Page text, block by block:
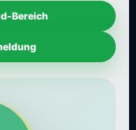
Bereich